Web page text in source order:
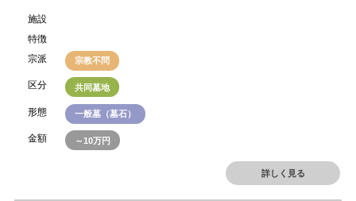
施設
特徴
宗派
宗教不問
区分 共同墓地
形態 一般墓（墓石）
金額 ～10万円
詳しく見る